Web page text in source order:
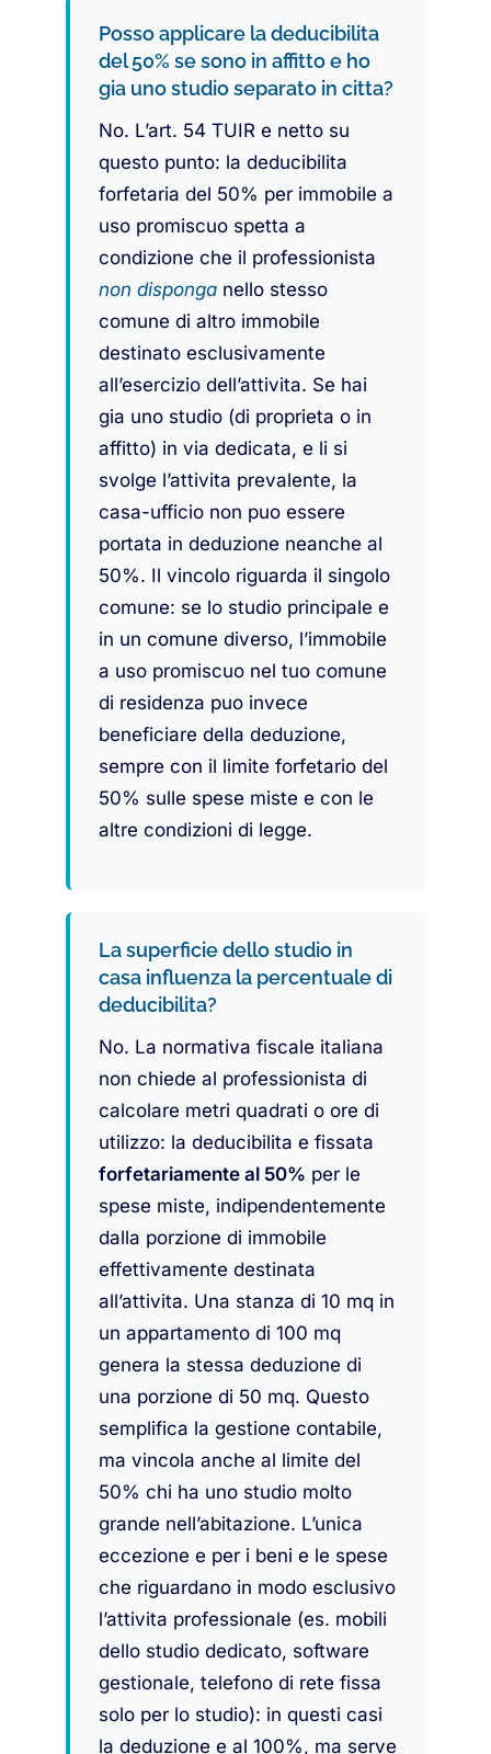
Posso applicare la deducibilita
del 50% se sono in affitto e ho
gia uno studio separato in citta?
No. L’art. 54 TUIR e netto su
questo punto: la deducibilita
forfetaria del 50% per immobile a
uso promiscuo spetta a
condizione che il professionista
non disponga nello stesso
comune di altro immobile
destinato esclusivamente
all’esercizio dell’attivita. Se hai
gia uno studio (di proprieta o in
affitto) in via dedicata, e li si
svolge l’attivita prevalente, la
casa-ufficio non puo essere
portata in deduzione neanche al
50%. Il vincolo riguarda il singolo
comune: se lo studio principale e
in un comune diverso, l’immobile
a uso promiscuo nel tuo comune
di residenza puo invece
beneficiare della deduzione,
sempre con il limite forfetario del
50% sulle spese miste e con le
altre condizioni di legge.
La superficie dello studio in
casa influenza la percentuale di
deducibilita?
No. La normativa fiscale italiana
non chiede al professionista di
calcolare metri quadrati o ore di
utilizzo: la deducibilita e fissata
forfetariamente al 50% per le
spese miste, indipendentemente
dalla porzione di immobile
effettivamente destinata
all’attivita. Una stanza di 10 mq in
un appartamento di 100 mq
genera la stessa deduzione di
una porzione di 50 mq. Questo
semplifica la gestione contabile,
ma vincola anche al limite del
50% chi ha uno studio molto
grande nell’abitazione. L’unica
eccezione e per i beni e le spese
che riguardano in modo esclusivo
l’attivita professionale (es. mobili
dello studio dedicato, software
gestionale, telefono di rete fissa
solo per lo studio): in questi casi
la deduzione e al 100%, ma serve